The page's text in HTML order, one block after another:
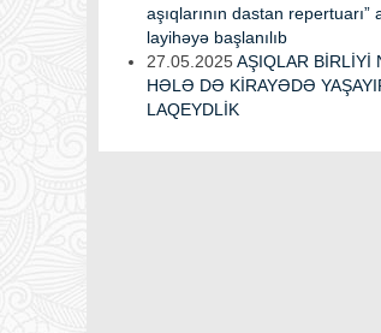
aşıqlarının dastan repertuarı”
layihəyə başlanılıb
27.05.2025AŞIQLAR BİRLİYİ
HƏLƏ DƏ KİRAYƏDƏ
LAQEYDLİK